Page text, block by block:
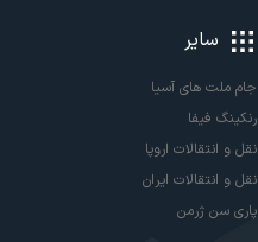
سایر
جام ملت های آسیا
رنکینگ فیفا
نقل و انتقالات اروپا
نقل و انتقالات ایران
پاری سن ژرمن